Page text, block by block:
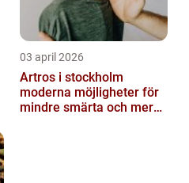
03 april 2026
Artros i stockholm
moderna möjligheter för
mindre smärta och mer